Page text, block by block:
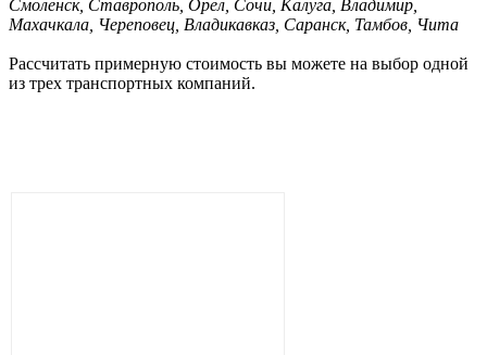
Смоленск, Ставрополь, Орел, Сочи, Калуга, Владимир,
Махачкала, Череповец, Владикавказ, Саранск, Тамбов, Чита
Рассчитать примерную стоимость вы можете на выбор одной
из трех транспортных компаний.